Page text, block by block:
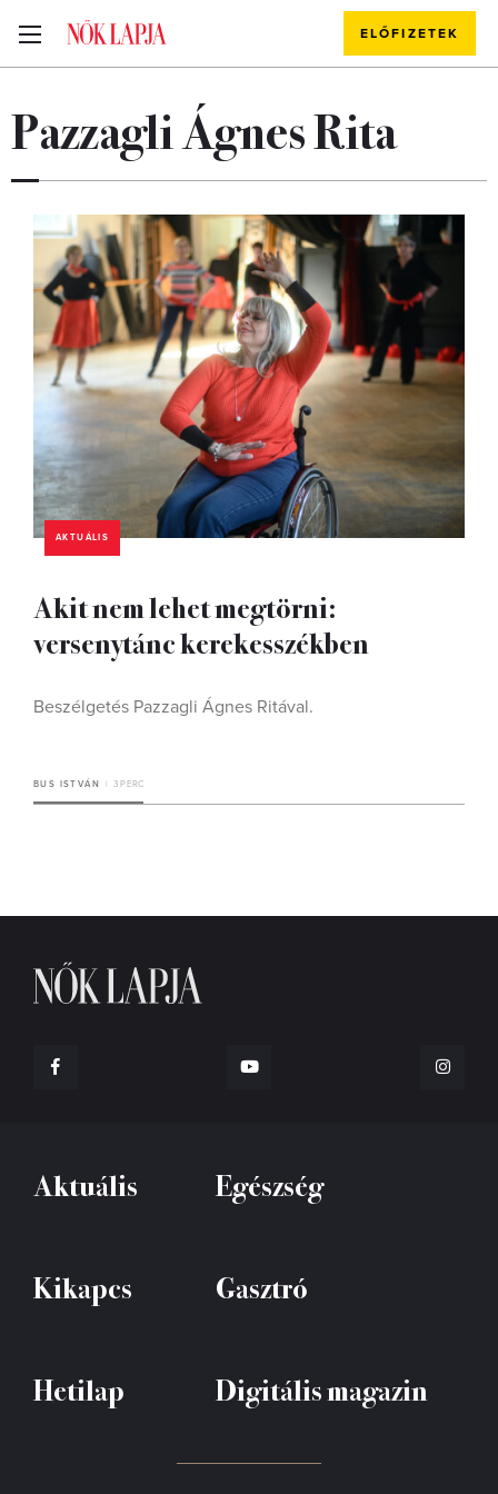
ELŐFIZETEK
Pazzagli Ágnes Rita
AKTUÁLIS
Akit nem lehet megtörni:
versenytánc kerekesszékben
Beszélgetés Pazzagli Ágnes Ritával.
BUS ISTVÁN 3 PERC
Aktuális Egészség
Kikapcs Gasztró
Hetilap Digitális magazin